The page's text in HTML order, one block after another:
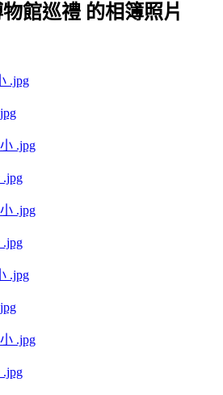
館巡禮 的相簿照片
.jpg
.jpg
.jpg